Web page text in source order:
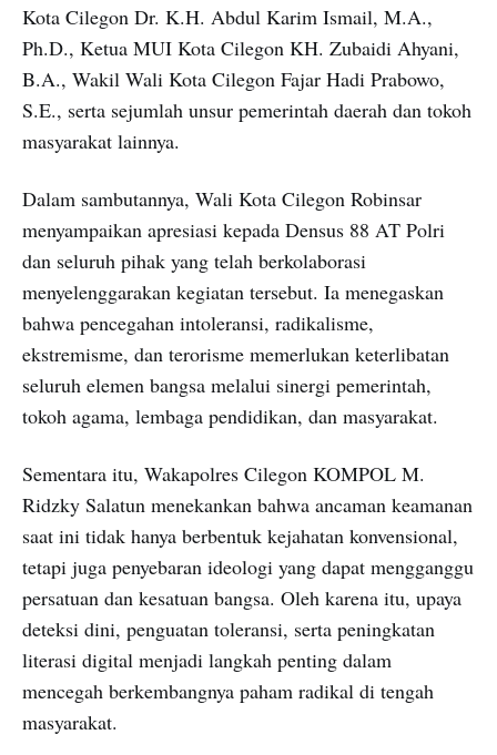
Kota Cilegon Dr. K.H. Abdul Karim Ismail, M.A.,
Ph.D., Ketua MUI Kota Cilegon KH. Zubaidi Ahyani,
B.A., Wakil Wali Kota Cilegon Fajar Hadi Prabowo,
S.E., serta sejumlah unsur pemerintah daerah dan tokoh
masyarakat lainnya.
Dalam sambutannya, Wali Kota Cilegon Robinsar
menyampaikan apresiasi kepada Densus 88 AT Polri
dan seluruh pihak yang telah berkolaborasi
menyelenggarakan kegiatan tersebut. Ia menegaskan
bahwa pencegahan intoleransi, radikalisme,
ekstremisme, dan terorisme memerlukan keterlibatan
seluruh elemen bangsa melalui sinergi pemerintah,
tokoh agama, lembaga pendidikan, dan masyarakat.
Sementara itu, Wakapolres Cilegon KOMPOL M.
Ridzky Salatun menekankan bahwa ancaman keamanan
saat ini tidak hanya berbentuk kejahatan konvensional,
tetapi juga penyebaran ideologi yang dapat mengganggu
persatuan dan kesatuan bangsa. Oleh karena itu, upaya
deteksi dini, penguatan toleransi, serta peningkatan
literasi digital menjadi langkah penting dalam
mencegah berkembangnya paham radikal di tengah
masyarakat.